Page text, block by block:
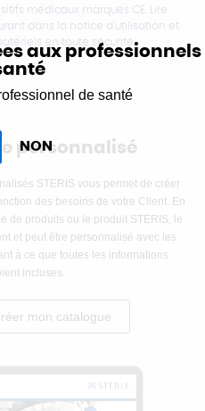
aux professionnels
de santé
NON
médicaux marqués CE. Lire
dans la notice d’utilisation et
en toute sécurité.
personnalisé
STERIS vous permet de créer
des besoins de votre Client. En
de produits ou le produit STERIS, le
et peut être personnalisé avec les
à ce que toutes les informations
incluses.
mon catalogue